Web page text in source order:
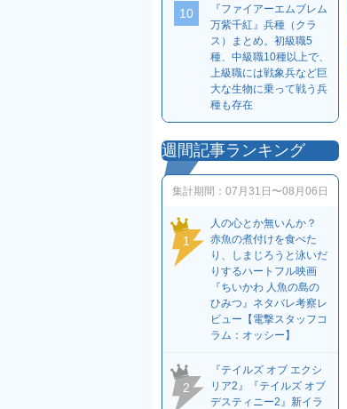
10
『ファイアーエムブレム
万紫千紅』兵種（クラ
ス）まとめ。初級職5
種、中級職10種以上で、
上級職には戦象兵など巨
大な生物に乗って戦う兵
種も存在
週間記事ランキング
集計期間： 07月31日〜08月06日
1
人の心とか無いんか？
赤魚の煮付けを食べた
り、しまじろうと泳いだ
りするハートフル映画
『ちいかわ 人魚の島の
ひみつ』ネタバレ考察レ
ビュー【電撃スタッフコ
ラム：オッシー】
2
『テイルズ オブ エクシ
リア2』『テイルズ オブ
デスティニー2』新イラ